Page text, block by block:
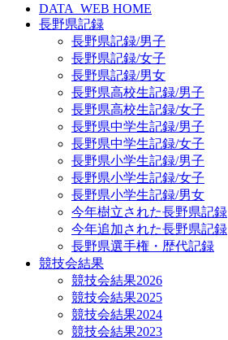
DATA_WEB HOME
長野県記録
長野県記録/男子
長野県記録/女子
長野県記録/男女
長野県高校生記録/男子
長野県高校生記録/女子
長野県中学生記録/男子
長野県中学生記録/女子
長野県小学生記録/男子
長野県小学生記録/女子
長野県小学生記録/男女
今年樹立された長野県記録
今年追加された長野県記録
長野県選手権・歴代記録
競技会結果
競技会結果2026
競技会結果2025
競技会結果2024
競技会結果2023